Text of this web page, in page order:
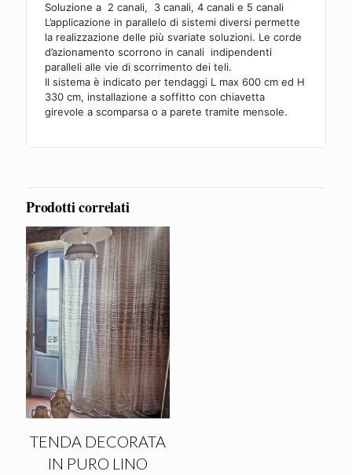
Soluzione a 2 canali, 3 canali, 4 canali e 5 canali
L’applicazione in parallelo di sistemi diversi permette
la realizzazione delle più svariate soluzioni. Le corde
d’azionamento scorrono in canali indipendenti
paralleli alle vie di scorrimento dei teli.
Il sistema è indicato per tendaggi L max 600 cm ed H
330 cm, installazione a soffitto con chiavetta
girevole a scomparsa o a parete tramite mensole.
Prodotti correlati
TENDA DECORATA
IN PURO LINO